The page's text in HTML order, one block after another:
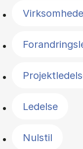
Ledelse
Nulstil